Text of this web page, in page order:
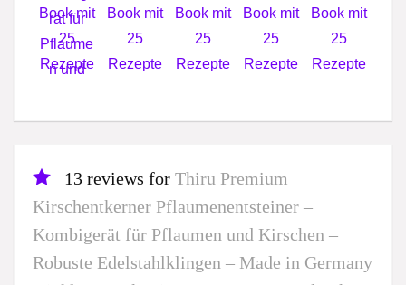
13 reviews for Thiru Premium
Kirschentkerner Pflaumenentsteiner –
Kombigerät für Pflaumen und Kirschen –
Robuste Edelstahlklingen – Made in Germany